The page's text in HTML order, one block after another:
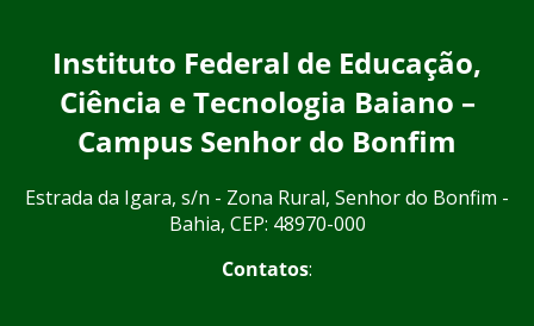
Instituto Federal de Educação,
Ciência e Tecnologia Baiano –
Campus Senhor do Bonfim
Estrada da Igara, s/n - Zona Rural, Senhor do Bonfim -
Bahia, CEP: 48970-000
Contatos: